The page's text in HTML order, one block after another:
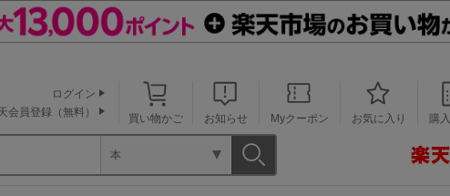
買い物かご お知らせ Myクーポン お気に入り 購
ログイン
会員登録（無料）
本